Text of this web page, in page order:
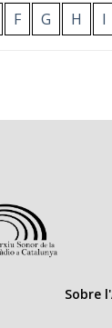
F G H I
Sobre